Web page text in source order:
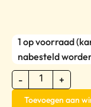
1 op voorraad
nabesteld
- +
Toevoegen aan